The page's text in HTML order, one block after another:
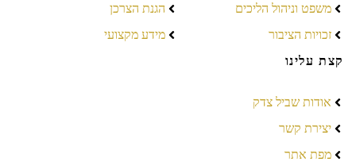
משפט וניהול הליכים
זכויות הציבור
הגנת הצרכן
מידע מקצועי
קצת עלינו
אודות שביל צדק
יצירת קשר
מפת אתר